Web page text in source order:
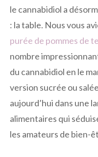
le cannabidiol a
: la table. Nous vous
purée de pommes de
nombre
du cannabidiol en le
version sucrée ou
aujourd’hui dans une
alimentaires qui
les amateurs de bien-